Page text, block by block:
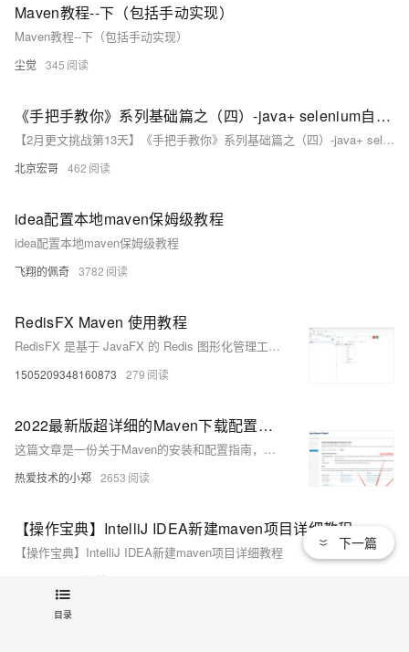
目录
Maven教程--下（包括手动实现）
Maven教程--下（包括手动实现）
尘觉 345
《手把手教你》系列基础篇之（四）-java+ selenium自动化测试- 启动三大浏览器（下）基于Maven（详细教程）
【2月更文挑战第13天】《手把手教你》系列基础篇之（四）-java+ selenium自动化测试- 启动三大浏览器（下）基于Maven（详细教程） 上一篇文章，宏哥已经在搭建的java项目环境中实践了，今天就在基于maven项目的环境中给小伙伴们 或者童鞋们演示一下。
北京宏哥 462
idea配置本地maven保姆级教程
idea配置本地maven保姆级教程
飞翔的佩奇 3782
RedisFX Maven 使用教程
RedisFX 是基于 JavaFX 的 Redis 图形化管理工具，支持 SSH/SSL、Cluster 与 Sentinel 模式，提供多种数据类型操作。通过 Maven 集成，无需安装，版本可控，轻松嵌入 Java 项目，提升开发效率。需 JDK21+ 环境。
1505209348160873 279
2022最新版超详细的Maven下载配置教程、IDEA中集成maven（包含图解过程）、以及导入项目时jar包下载不成功的问题解决
这篇文章是一份关于Maven的安装和配置指南，包括下载、环境变量设置、配置文件修改、IDEA集成Maven以及解决jar包下载问题的方法。
热爱技术的小郑 2653
【操作宝典】IntelliJ IDEA新建maven项目详细教程
【操作宝典】IntelliJ IDEA新建maven项目详细教程
下一篇